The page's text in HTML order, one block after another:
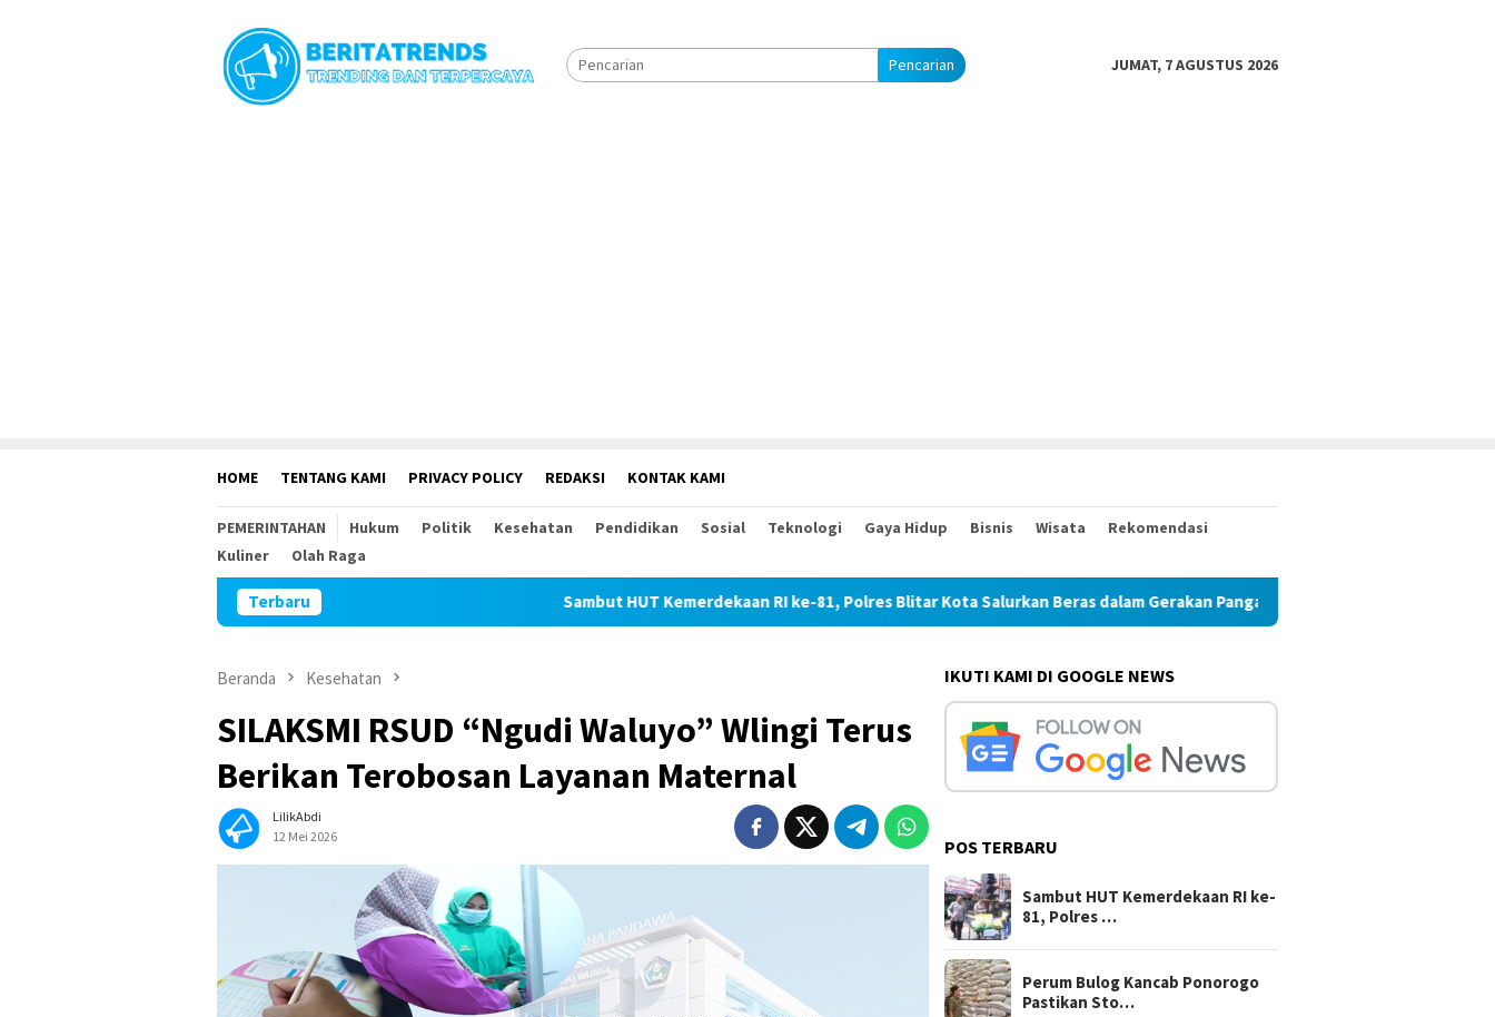
Pencarian JUMAT, 7 AGUSTUS 2026
HOME TENTANG KAMI PRIVACY POLICY REDAKSI KONTAK KAMI
PEMERINTAHAN Hukum Politik Kesehatan Pendidikan Sosial Teknologi Gaya Hidup Bisnis Wisata
Rekomendasi
Kuliner
Olah Raga
Terbaru Sambut HUT Kemerdekaan RI ke-81, Polres Blitar Kota Salurkan Beras dalam Gerakan Pangan Murah
Beranda Kesehatan
SILAKSMI RSUD “Ngudi Waluyo” Wlingi Terus
Berikan Terobosan Layanan Maternal
LilikAbdi
12 Mei 2026
IKUTI KAMI DI GOOGLE NEWS
POS TERBARU
Sambut HUT Kemerdekaan RI ke-
81, Polres …
Perum Bulog Kancab Ponorogo
Pastikan Sto…